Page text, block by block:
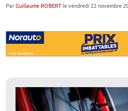
Par Guillaume ROBERT le vendredi 22 novembre